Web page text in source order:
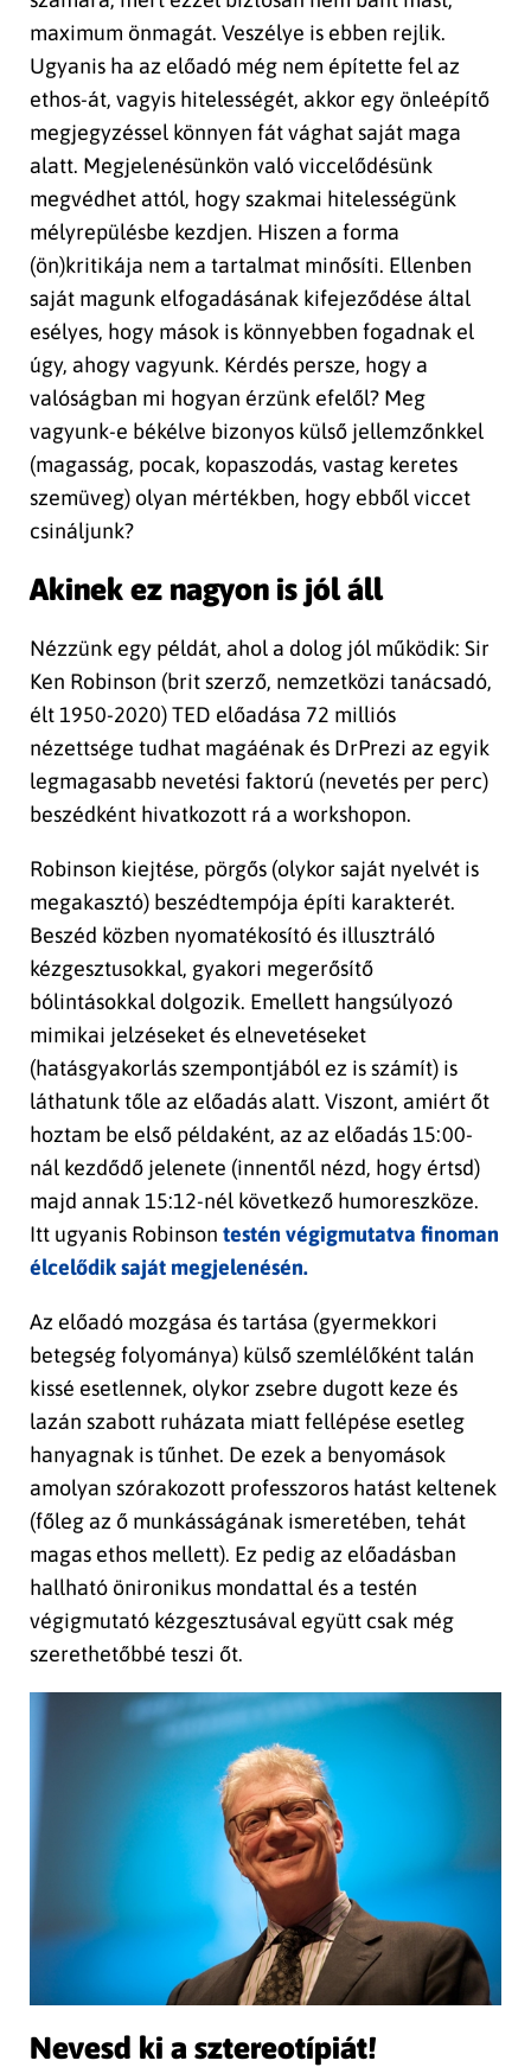
maximum önmagát. Veszélye is ebben rejlik.
Ugyanis ha az előadó még nem építette fel az
ethos-át, vagyis hitelességét, akkor egy önleépítő
megjegyzéssel könnyen fát vághat saját maga
alatt. Megjelenésünkön való viccelődésünk
megvédhet attól, hogy szakmai hitelességünk
mélyrepülésbe kezdjen. Hiszen a forma
(ön)kritikája nem a tartalmat minősíti. Ellenben
saját magunk elfogadásának kifejeződése által
esélyes, hogy mások is könnyebben fogadnak el
úgy, ahogy vagyunk. Kérdés persze, hogy a
valóságban mi hogyan érzünk efelől? Meg
vagyunk-e békélve bizonyos külső jellemzőnkkel
(magasság, pocak, kopaszodás, vastag keretes
szemüveg) olyan mértékben, hogy ebből viccet
csináljunk?
Akinek ez nagyon is jól áll
Nézzünk egy példát, ahol a dolog jól működik: Sir
Ken Robinson (brit szerző, nemzetközi tanácsadó,
élt 1950-2020) TED előadása 72 milliós
nézettsége tudhat magáénak és DrPrezi az egyik
legmagasabb nevetési faktorú (nevetés per perc)
beszédként hivatkozott rá a workshopon.
Robinson kiejtése, pörgős (olykor saját nyelvét is
megakasztó) beszédtempója építi karakterét.
Beszéd közben nyomatékosító és illusztráló
kézgesztusokkal, gyakori megerősítő
bólintásokkal dolgozik. Emellett hangsúlyozó
mimikai jelzéseket és elnevetéseket
(hatásgyakorlás szempontjából ez is számít) is
láthatunk tőle az előadás alatt. Viszont, amiért őt
hoztam be első példaként, az az előadás 15:00-
nál kezdődő jelenete (innentől nézd, hogy értsd)
majd annak 15:12-nél következő humoreszköze.
Itt ugyanis Robinson testén végigmutatva finoman
élcelődik saját megjelenésén.
Az előadó mozgása és tartása (gyermekkori
betegség folyománya) külső szemlélőként talán
kissé esetlennek, olykor zsebre dugott keze és
lazán szabott ruházata miatt fellépése esetleg
hanyagnak is tűnhet. De ezek a benyomások
amolyan szórakozott professzoros hatást keltenek
(főleg az ő munkásságának ismeretében, tehát
magas ethos mellett). Ez pedig az előadásban
hallható önironikus mondattal és a testén
végigmutató kézgesztusával együtt csak még
szerethetőbbé teszi őt.
Nevesd ki a sztereotípiát!